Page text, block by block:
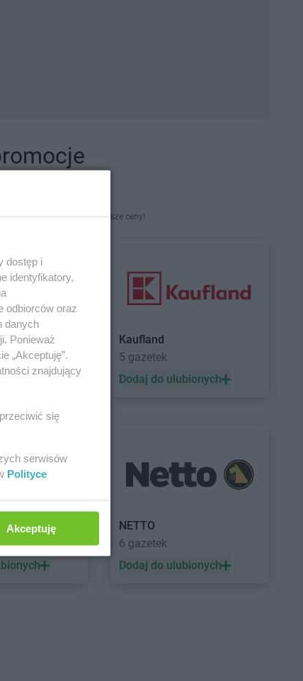
Najlepsze promocje i najniższe ceny!
Kaufland
5 gazetek
Dodaj do ulubionych
NETTO
6 gazetek
Dodaj do ulubionych
dostęp i
identyfikatory,
odbiorców oraz
danych
Ponieważ
„Akceptuję”.
znajdujący
się
serwisów
Polityce
Akceptuję